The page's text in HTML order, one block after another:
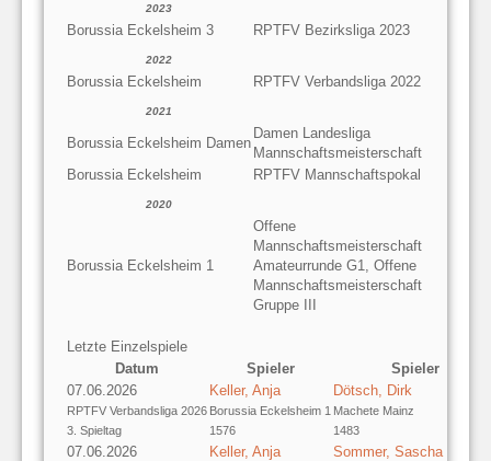
2023
Borussia Eckelsheim 3 RPTFV Bezirksliga 2023
2022
Borussia Eckelsheim RPTFV Verbandsliga 2022
2021
Borussia Eckelsheim Damen
Damen Landesliga
Mannschaftsmeisterschaft
Borussia Eckelsheim
RPTFV Mannschaftspokal
2020
Borussia Eckelsheim 1
Offene
Mannschaftsmeisterschaft
Amateurrunde G1, Offene
Mannschaftsmeisterschaft
Gruppe III
Letzte Einzelspiele
Datum
Spieler
Spieler
07.06.2026
RPTFV Verbandsliga 2026
3. Spieltag
Keller, Anja
Borussia Eckelsheim 1
1576
Dötsch, Dirk
Machete Mainz
1483
07.06.2026 Keller, Anja Sommer, Sascha